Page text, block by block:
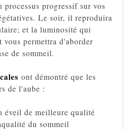
progressif sur vos
Le soir, il reproduira
et la luminosité qui
vous permettra d'aborder
de sommeil.
ont démontré que les
de l'aube :
de meilleure qualité
du sommeil